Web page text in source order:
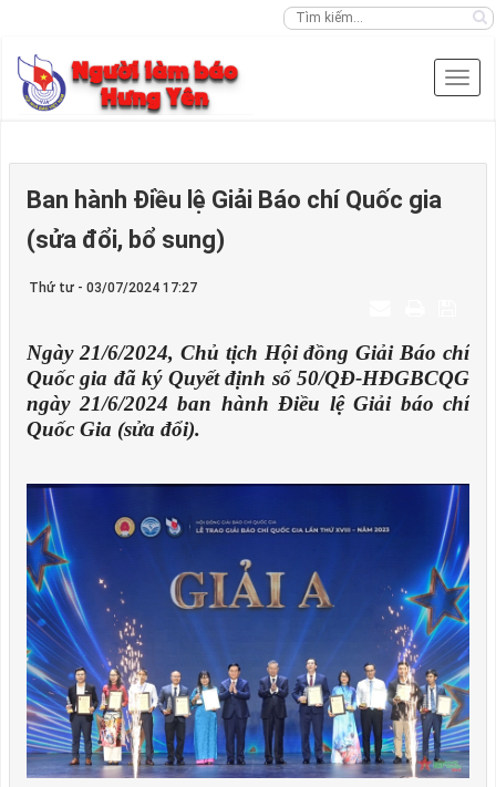
Ban hành Điều lệ Giải Báo chí Quốc gia
(sửa đổi, bổ sung)
Thứ tư - 03/07/2024 17:27
Ngày 21/6/2024, Chủ tịch Hội đồng Giải Báo chí
Quốc gia đã ký Quyết định số 50/QĐ-HĐGBCQG
ngày 21/6/2024 ban hành Điều lệ Giải báo chí
Quốc Gia (sửa đổi).